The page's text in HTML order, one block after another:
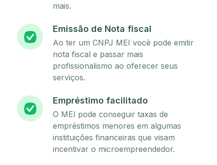
mais.
Emissão de Nota fiscal
Ao ter um CNPJ MEI você pode emitir
nota fiscal e passar mais
profissionalismo ao oferecer seus
serviços.
Empréstimo facilitado
O MEI pode conseguir taxas de
empréstimos menores em algumas
instituições financeiras que visam
incentivar o microempreendedor.